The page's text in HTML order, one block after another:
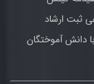
ثبت ارشاد
دانش آموختگان